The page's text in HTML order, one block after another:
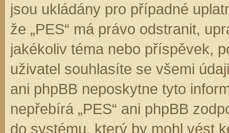
jsou ukládány pro případné
že „PES“ má právo odstranit,
jakékoliv téma nebo příspěvek,
uživatel souhlasíte se všemi
ani phpBB neposkytne tyto
nepřebírá „PES“ ani phpBB
do systému, který by mohl vést